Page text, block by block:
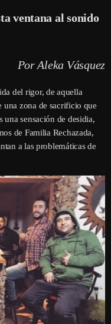
ventana al sonido
Por Aleka Vásquez
del rigor, de aquella
una zona de sacrificio que
una sensación de desidia,
de Familia Rechazada,
a las problemáticas de